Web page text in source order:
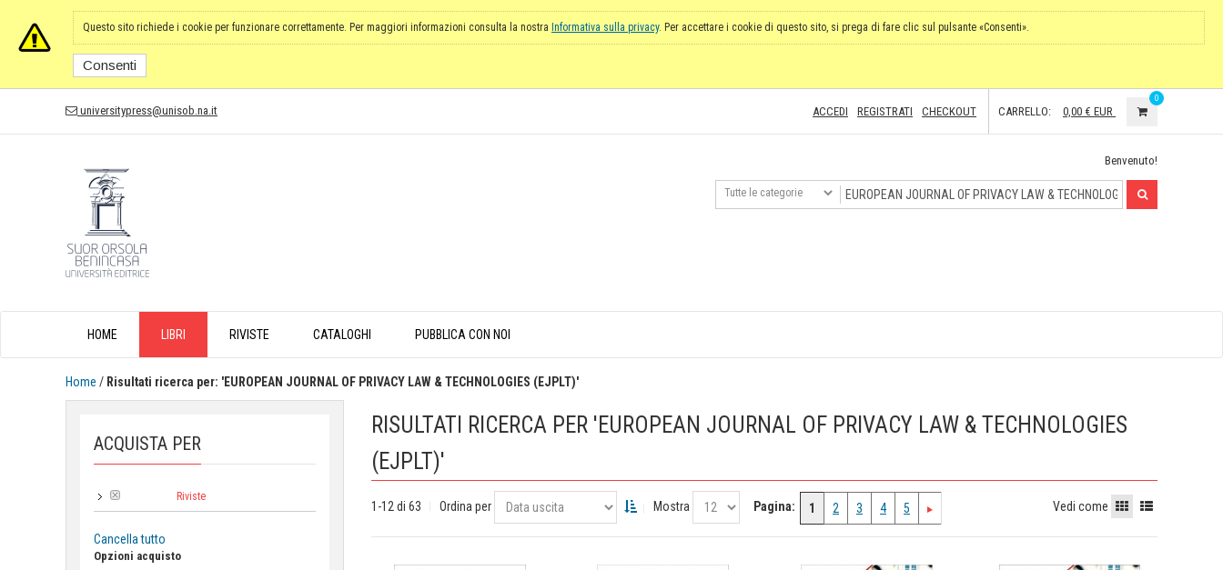
Questo sito richiede i cookie per funzionare correttamente. Per maggiori informazioni consulta la nostra Informativa sulla privacy. Per accettare i cookie di questo sito, si prega di fare clic sul pulsante «Consenti».
Consenti
universitypress@unisob.na.it ACCEDI REGISTRATI CHECKOUT CARRELLO: 0,00 € EUR
0
Benvenuto!
HOME LIBRI RIVISTE CATALOGHI PUBBLICA CON NOI
Home / Risultati ricerca per: 'EUROPEAN JOURNAL OF PRIVACY LAW & TECHNOLOGIES (EJPLT)'
ACQUISTA PER
Riviste
Cancella tutto
Opzioni acquisto
RISULTATI RICERCA PER 'EUROPEAN JOURNAL OF PRIVACY LAW & TECHNOLOGIES
(EJPLT)'
1-12 di 63 Ordina per Mostra Vedi come
Pagina: 1 2 3 4 5